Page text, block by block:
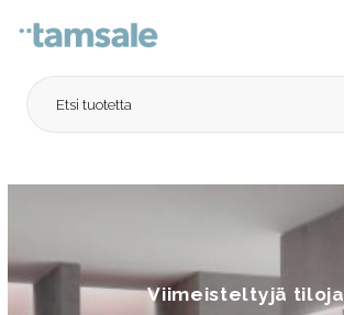
Viimeisteltyjä tiloja